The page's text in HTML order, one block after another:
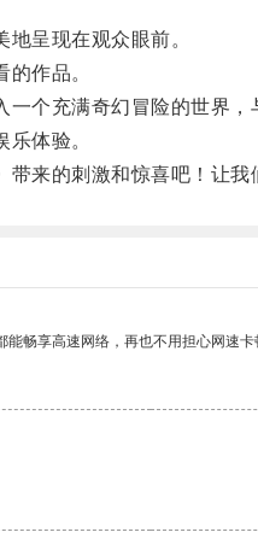
呈现在观众眼前。
作品。
充满奇幻冒险的世界，
体验。
的刺激和惊喜吧！让我
畅享高速网络，再也不用担心网速卡